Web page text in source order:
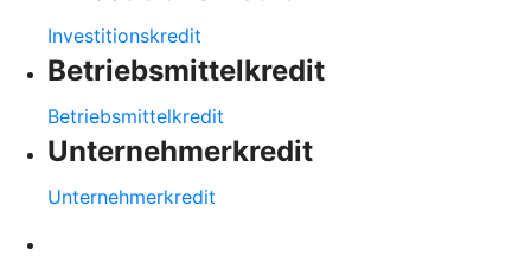
Investitionskredit
Betriebsmittelkredit
Betriebsmittelkredit
Unternehmerkredit
Unternehmerkredit